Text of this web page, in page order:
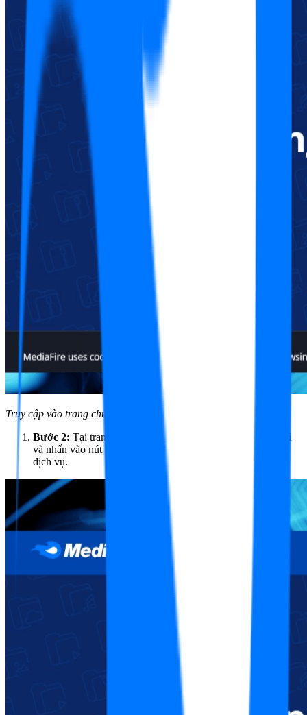
Truy cập vào trang chủ chính thức của MediaFire
Bước 2: Tại trang chủ, bạn quan sát góc trên cùng bên phải
và nhấn vào nút Sign Up (Đăng ký) để mở cửa sổ lựa chọn
dịch vụ.